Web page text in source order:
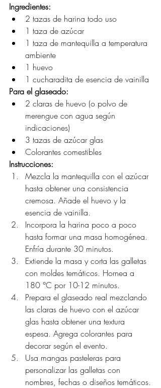
Ingredientes:
2 tazas de harina todo uso
1 taza de azúcar
1 taza de mantequilla a temperatura
ambiente
1 huevo
1 cucharadita de esencia de vainilla
Para el glaseado:
2 claras de huevo (o polvo de
merengue con agua según
indicaciones)
3 tazas de azúcar glas
Colorantes comestibles
Instrucciones:
Mezcla la mantequilla con el azúcar
hasta obtener una consistencia
cremosa. Añade el huevo y la
esencia de vainilla.
Incorpora la harina poco a poco
hasta formar una masa homogénea.
Enfría durante 30 minutos.
Extiende la masa y corta las galletas
con moldes temáticos. Hornea a
180 °C por 10-12 minutos.
Prepara el glaseado real mezclando
las claras de huevo con el azúcar
glas hasta obtener una textura
espesa. Agrega colorantes para
decorar según el evento.
Usa mangas pasteleras para
personalizar las galletas con
nombres, fechas o diseños temáticos.